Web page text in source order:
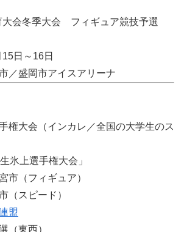
大会冬季大会 フィギュア競技予選
日～16日
／盛岡市アイスアリーナ
権大会（インカレ／全国の大学生のス
氷上選手権大会」
市（フィギュア）
スピード）
盟
（東西）